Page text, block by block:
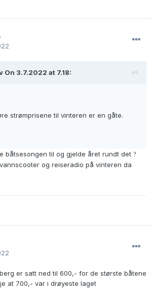
On 3.7.2022 at 7.18:
strømprisene til vinteren er en gåte.
båtsesongen til og gjelde året rundt det ?
og reiseradio på vinteren da
er satt ned til 600,- for de største båtene
at 700,- var i drøyeste laget